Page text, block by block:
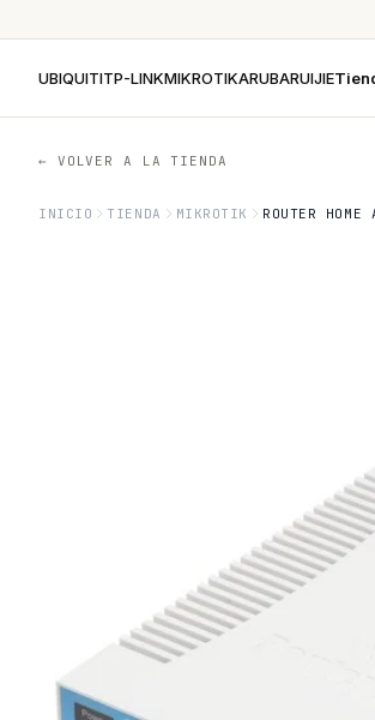
UBIQUITITP-LINKMIKROTIKARUBARUIJIE
← VOLVER A LA TIENDA
INICIO TIENDA MIKROTIK ROUTER